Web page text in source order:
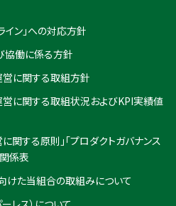
イン」への対応方針
働に係る方針
に関する取組方針
に関する取組状況およびKPI実績値
関する原則」「プロダクトガバナンス
係表
た当組合の取組みについて